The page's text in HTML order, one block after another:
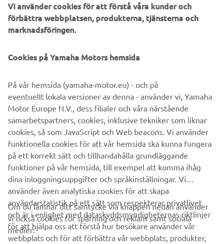
Läs mer
FÖRETAG
Vi använder cookies för att förstå våra kunder och
förbättra webbplatsen, produkterna, tjänsterna och
marknadsföringen.
Cookies på Yamaha Motors hemsida
På vår hemsida (yamaha-motor.eu) - och på
eventuellt lokala versioner av denna - använder vi, Yamaha
Motor Europe N.V., dess filialer och våra närstående
samarbetspartners, cookies, inklusive tekniker som liknar
cookies, så som JavaScript och Web beacons. Vi använder
funktionella cookies för att vår hemsida ska kunna fungera
på ett korrekt sätt och tillhandahålla grundläggande
funktioner på vår hemsida, till exempel att komma ihåg
dina inloggningsuppgifter och språkinställningar. Vi
använder även analytiska cookies för att skapa
användarstatistik på ett sätt som respekterar privatlivet
och är i enlighet med dataskyddsmyndigheternas riktlinjer
för att hjälpa oss att förstå hur besökare använder vår
webbplats och för att förbättra vår webbplats, produkter,
Om du lämnar ditt samtycke via knappen nedan använder
vi också cookies för spårning och reklam samt sociala
medier: